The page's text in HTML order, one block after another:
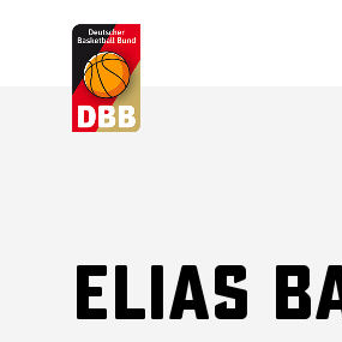
Suchvorschläge
Elias